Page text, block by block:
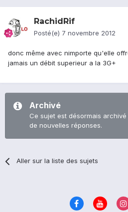
RachidRif
Posté(e) 7 novembre 2012
donc même avec nimporte qu'elle
jamais un débit superieur a la 3G+
Archivé
Ce sujet est désormais
de nouvelles réponses.
Aller sur la liste des sujets